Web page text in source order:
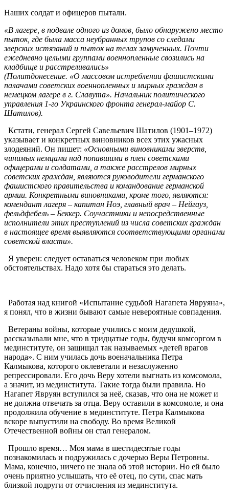
Наших солдат и офицеров пытали.
«В лагере, в подвале одного из домов, было обнаружено место
пыток, где была масса неубранных трупов со следами
зверских истязаний и пыток на телах замученных. Почти
ежедневно целыми группами военнопленные свозились на
кладбище и расстреливались»
(Политдонесение. «О массовом истреблении фашистскими
палачами советских военнопленных и мирных граждан в
немецком лагере в г. Славута». Начальник политического
управления 1-го Украинского фронта генерал-майор С.
Шатилов).
Кстати, генерал Сергей Савельевич Шатилов (1901–1972)
указывает и конкретных виновников всех этих ужасных
злодеяний. Он пишет: «Основными виновниками зверств,
чинимых немцами над попавшими в плен советскими
офицерами и солдатами, а также расстрелов мирных
советских граждан, являются руководители германского
фашистского правительства и командование германской
армии. Конкретными виновниками, кроме того, являются:
комендант лагеря – капитан Ноэ, главный врач – Нейгауз,
фельдфебель – Беккер. Соучастники и непосредственные
исполнители этих преступлений из числа советских граждан
в настоящее время выявляются соответствующими органами
советской власти».
Я уверен: следует оставаться человеком при любых
обстоятельствах. Надо хотя бы стараться это делать.
Работая над книгой «Испытание судьбой Нагапета Явруяна»,
я понял, что в жизни бывают самые невероятные совпадения.
Ветераны войны, которые учились с моим дедушкой,
рассказывали мне, что в тридцатые годы, будучи комсоргом в
мединституте, он защищал так называемых «детей врагов
народа». С ним училась дочь военачальника Петра
Калмыкова, которого оклеветали и незаслуженно
репрессировали. Его дочь Веру хотели выгнать из комсомола,
а значит, из мединститута. Такие тогда были правила. Но
Нагапет Явруян вступился за неё, сказав, что она не может и
не должна отвечать за отца. Веру оставили в комсомоле, и она
продолжила обучение в мединституте. Петра Калмыкова
вскоре выпустили на свободу. Во время Великой
Отечественной войны он стал генералом.
Прошло время… Моя мама в шестидесятые годы
познакомилась и подружилась с дочерью Веры Петровны.
Мама, конечно, ничего не знала об этой истории. Но ей было
очень приятно услышать, что её отец, по сути, спас мать
близкой подруги от отчисления из мединститута.